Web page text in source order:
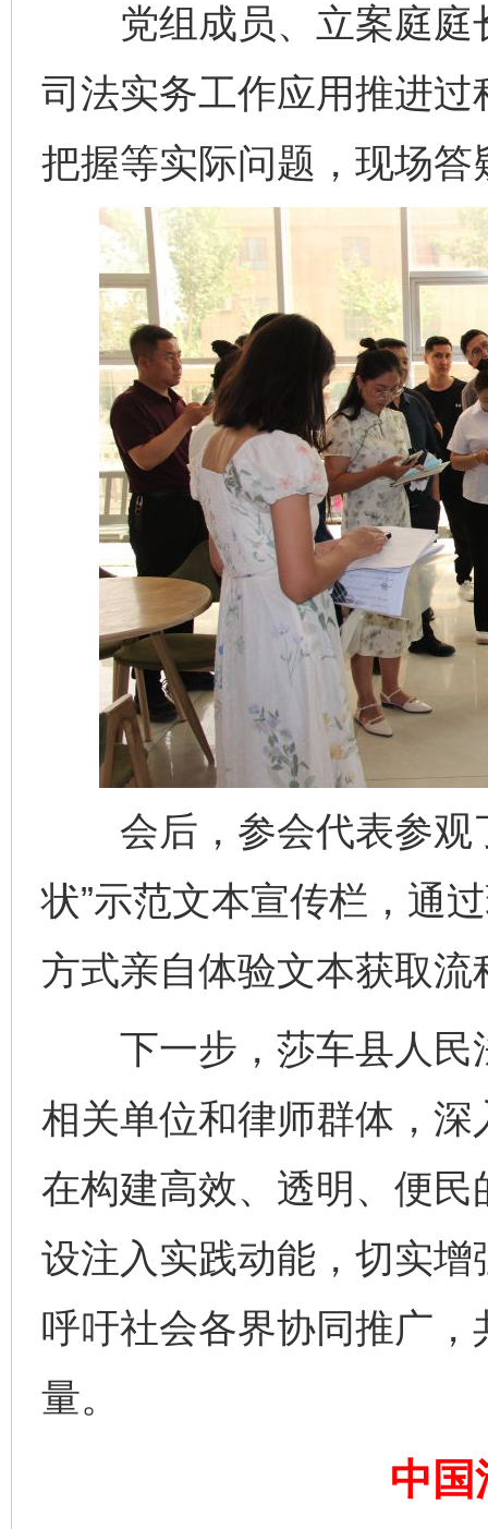
党组成员、立案庭庭
司法实务工作应用推进
把握等实际问题，现场答
会后，参会代表参观
状”示范文本宣传栏，通
方式亲自体验文本获取
下一步，莎车县人民
相关单位和律师群体，深
在构建高效、透明、便
设注入实践动能，切实
呼吁社会各界协同推广
量。
中国
完善运行机制助力责任有效落实 一纸欠